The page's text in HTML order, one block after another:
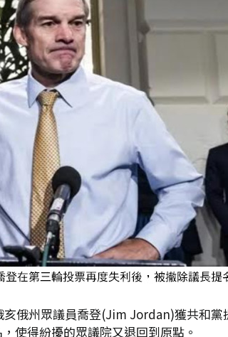
俄州眾議員喬登(Jim Jordan)獲共和
使得紛擾的眾議院又退回到原點。